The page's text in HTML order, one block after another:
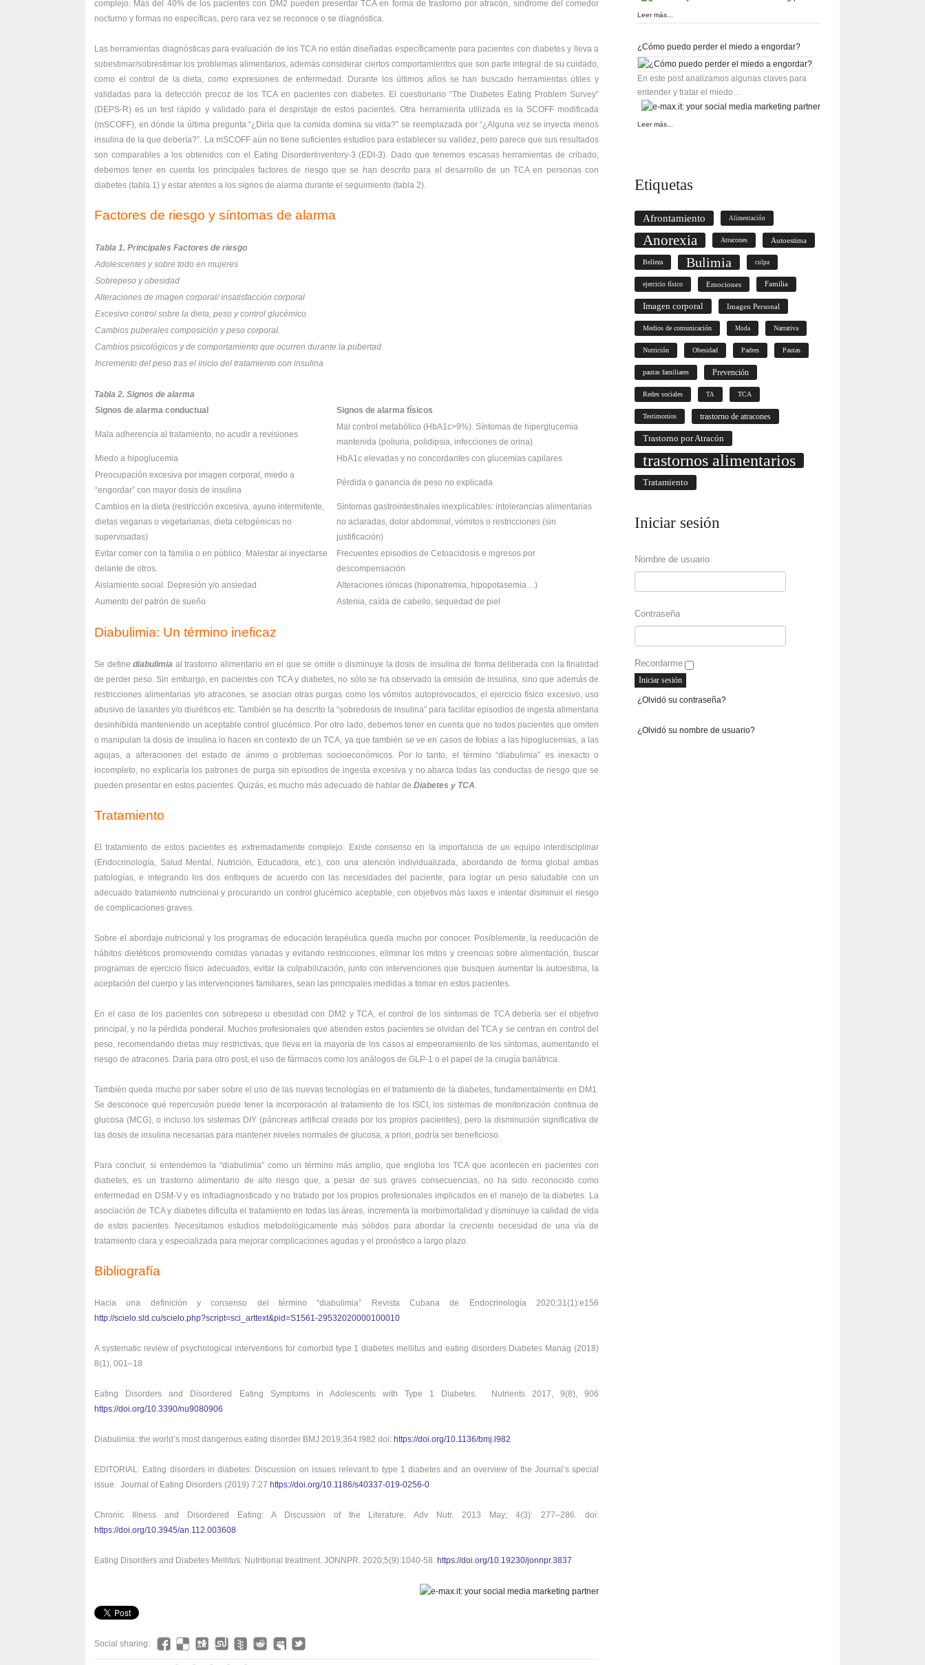
complejo. Más del 40% de los pacientes con DM2 pueden presentar TCA en forma de trastorno por atracón, síndrome del comedor
nocturno y formas no específicas, pero rara vez se reconoce o se diagnóstica.
Las herramientas diagnósticas para evaluación de los TCA no están diseñadas específicamente para pacientes con diabetes y lleva a
subestimar/sobrestimar los problemas alimentarios, además considerar ciertos comportamientos que son parte integral de su cuidado,
como el control de la dieta, como expresiones de enfermedad. Durante los últimos años se han buscado herramientas útiles y
validadas para la detección precoz de los TCA en pacientes con diabetes. El cuestionario “The Diabetes Eating Problem Survey”
(DEPS-R) es un test rápido y validado para el despistaje de estos pacientes. Otra herramienta utilizada es la SCOFF modificada
(mSCOFF), en dónde la última pregunta “¿Diría que la comida domina su vida?” se reemplazada por “¿Alguna vez se inyecta menos
insulina de la que debería?”. La mSCOFF aún no tiene suficientes estudios para establecer su validez, pero parece que sus resultados
son comparables a los obtenidos con el Eating DisorderInventory-3 (EDI-3). Dado que tenemos escasas herramientas de cribado,
debemos tener en cuenta los principales factores de riesgo que se han descrito para el desarrollo de un TCA en personas con
diabetes (tabla 1) y estar atentos a los signos de alarma durante el seguimiento (tabla 2).
Factores de riesgo y síntomas de alarma
Tabla 1. Principales Factores de riesgo
Adolescentes y sobre todo en mujeres
Sobrepeso y obesidad
Alteraciones de imagen corporal/ insatisfacción corporal
Excesivo control sobre la dieta, peso y control glucémico
Cambios puberales composición y peso corporal.
Cambios psicológicos y de comportamiento que ocurren durante la pubertad
Incremento del peso tras el inicio del tratamiento con insulina
Tabla 2. Signos de alarma
Signos de alarma conductual
Signos de alarma físicos
Mala adherencia al tratamiento, no acudir a revisiones
Mal control metabólico (HbA1c>9%). Síntomas de hiperglucemia
mantenida (poliuria, polidipsia, infecciones de orina)
Miedo a hipoglucemia
HbA1c elevadas y no concordantes con glucemias capilares
Preocupación excesiva por imagen corporal, miedo a
“engordar” con mayor dosis de insulina
Pérdida o ganancia de peso no explicada
Cambios en la dieta (restricción excesiva, ayuno intermitente,
dietas veganas o vegetarianas, dieta cetogénicas no
supervisadas)
Síntomas gastrointestinales inexplicables: intolerancias alimentarias
no aclaradas, dolor abdominal, vómitos o restricciones (sin
justificación)
Evitar comer con la familia o en público. Malestar al inyectarse
delante de otros.
Frecuentes episodios de Cetoacidosis e ingresos por
descompensación
Aislamiento social. Depresión y/o ansiedad
Alteraciones iónicas (hiponatremia, hipopotasemia…)
Aumento del patrón de sueño
Astenia, caída de cabello, sequedad de piel
Diabulimia: Un término ineficaz
Se definediabulimia al trastorno alimentario en el que se omite o disminuye la dosis de insulina de forma deliberada con la finalidad
de perder peso. Sin embargo, en pacientes con TCA y diabetes, no sólo se ha observado la omisión de insulina, sino que además de
restricciones alimentarias y/o atracones, se asocian otras purgas como los vómitos autoprovocados, el ejercicio físico excesivo, uso
abusivo de laxantes y/o diuréticos etc. También se ha descrito la “sobredosis de insulina” para facilitar episodios de ingesta alimentaria
desinhibida manteniendo un aceptable control glucémico. Por otro lado, debemos tener en cuenta que no todos pacientes que omiten
o manipulan la dosis de insulina lo hacen en contexto de un TCA, ya que también se ve en casos de fobias a las hipoglucemias, a las
agujas, a alteraciones del estado de ánimo o problemas socioeconómicos. Por lo tanto, el término “diabulimia” es inexacto o
incompleto, no explicaría los patrones de purga sin episodios de ingesta excesiva y no abarca todas las conductas de riesgo que se
pueden presentar en estos pacientes. Quizás, es mucho más adecuado de hablar de Diabetes y TCA.
Tratamiento
El tratamiento de estos pacientes es extremadamente complejo. Existe consenso en la importancia de un equipo interdisciplinar
(Endocrinología, Salud Mental, Nutrición, Educadora, etc.), con una atención individualizada, abordando de forma global ambas
patologías, e integrando los dos enfoques de acuerdo con las necesidades del paciente, para lograr un peso saludable con un
adecuado tratamiento nutricional y procurando un control glucémico aceptable, con objetivos más laxos e intentar disminuir el riesgo
de complicaciones graves.
Sobre el abordaje nutricional y los programas de educación terapéutica queda mucho por conocer. Posiblemente, la reeducación de
hábitos dietéticos promoviendo comidas variadas y evitando restricciones, eliminar los mitos y creencias sobre alimentación, buscar
programas de ejercicio físico adecuados, evitar la culpabilización, junto con intervenciones que busquen aumentar la autoestima, la
aceptación del cuerpo y las intervenciones familiares, sean las principales medidas a tomar en estos pacientes.
En el caso de los pacientes con sobrepeso u obesidad con DM2 y TCA, el control de los síntomas de TCA debería ser el objetivo
principal, y no la pérdida ponderal. Muchos profesionales que atienden estos pacientes se olvidan del TCA y se centran en control del
peso, recomendando dietas muy restrictivas, que lleva en la mayoría de los casos al empeoramiento de los síntomas, aumentando el
riesgo de atracones. Daría para otro post, el uso de fármacos como los análogos de GLP-1 o el papel de la cirugía bariátrica.
También queda mucho por saber sobre el uso de las nuevas tecnologías en el tratamiento de la diabetes, fundamentalmente en DM1.
Se desconoce qué repercusión puede tener la incorporación al tratamiento de los ISCI, los sistemas de monitorización continua de
glucosa (MCG), o incluso los sistemas DIY (páncreas artificial creado por los propios pacientes), pero la disminución significativa de
las dosis de insulina necesarias para mantener niveles normales de glucosa, a priori, podría ser beneficioso.
Para concluir, si entendemos la “diabulimia” como un término más amplio, que engloba los TCA que acontecen en pacientes con
diabetes, es un trastorno alimentario de alto riesgo que, a pesar de sus graves consecuencias, no ha sido reconocido como
enfermedad en DSM-V y es infradiagnosticado y no tratado por los propios profesionales implicados en el manejo de la diabetes. La
asociación de TCA y diabetes dificulta el tratamiento en todas las áreas, incrementa la morbimortalidad y disminuye la calidad de vida
de estos pacientes. Necesitamos estudios metodológicamente más sólidos para abordar la creciente necesidad de una vía de
tratamiento clara y especializada para mejorar complicaciones agudas y el pronóstico a largo plazo.
Bibliografía
Hacia una definición y consenso del término “diabulimia” Revista Cubana de Endocrinología 2020;31(1):e156
http://scielo.sld.cu/scielo.php?script=sci_arttext&pid=S1561-29532020000100010
A systematic review of psychological interventions for comorbid type 1 diabetes mellitus and eating disorders Diabetes Manag (2018)
8(1), 001–18
Eating Disorders and Disordered Eating Symptoms in Adolescents with Type 1 Diabetes. Nutrients 2017, 9(8), 906
https://doi.org/10.3390/nu9080906
Diabulimia: the world’s most dangerous eating disorder BMJ 2019;364:l982 doi: https://doi.org/10.1136/bmj.l982
EDITORIAL: Eating disorders in diabetes: Discussion on issues relevant to type 1 diabetes and an overview of the Journal’s special
issue. Journal of Eating Disorders (2019) 7:27 https://doi.org/10.1186/s40337-019-0256-0
Chronic Illness and Disordered Eating: A Discussion of the Literature. Adv Nutr. 2013 May; 4(3): 277–286. doi:
https://doi.org/10.3945/an.112.003608
Eating Disorders and Diabetes Mellitus: Nutritional treatment. JONNPR. 2020;5(9):1040-58. https://doi.org/10.19230/jonnpr.3837
Social sharing:
Leer más...
¿Cómo puedo perder el miedo a engordar?
En este post analizamos algunas claves para
entender y tratar el miedo…
Leer más...
Etiquetas
Afrontamiento Alimentación
Anorexia Atracones Autoestima
Belleza Bulimia culpa
ejercicio físico Emociones Familia
Imagen corporal Imagen Personal
Medios de comunicación Moda Narrativa
Nutrición Obesidad Padres Pautas
pautas familiares Prevención
Redes sociales TA TCA
Testimonios trastorno de atracones
Trastorno por Atracón
trastornos alimentarios
Tratamiento
Iniciar sesión
Nombre de usuario
Contraseña
Recordarme
¿Olvidó su contraseña?
¿Olvidó su nombre de usuario?